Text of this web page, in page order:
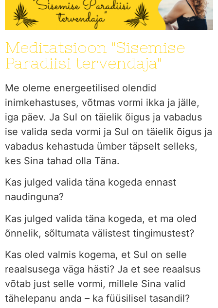
Meditatsioon "Sisemise
Paradiisi tervendaja"
Me oleme energeetilised olendid
inimkehastuses, võtmas vormi ikka ja jälle,
iga päev. Ja Sul on täielik õigus ja vabadus
ise valida seda vormi ja Sul on täielik õigus ja
vabadus kehastuda ümber täpselt selleks,
kes Sina tahad olla Täna.
Kas julged valida täna kogeda ennast
naudinguna?
Kas julged valida täna kogeda, et ma oled
õnnelik, sõltumata välistest tingimustest?
Kas oled valmis kogema, et Sul on selle
reaalsusega väga hästi? Ja et see reaalsus
võtab just selle vormi, millele Sina valid
tähelepanu anda – ka füüsilisel tasandil?